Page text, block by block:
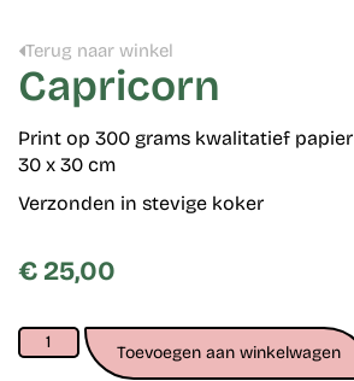
Terug naar winkel
Capricorn
Print op 300 grams kwalitatief papier
30 x 30 cm
Verzonden in stevige koker
€ 25,00
Toevoegen aan winkelwagen